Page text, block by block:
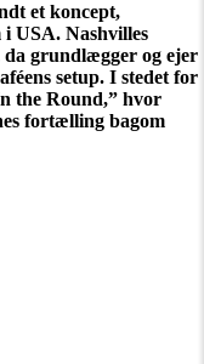
et koncept,
USA. Nashvilles
da grundlægger og ejer
setup. I stedet for
the Round,” hvor
fortælling bagom